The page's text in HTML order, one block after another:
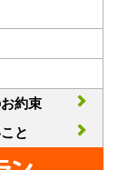
約束
と